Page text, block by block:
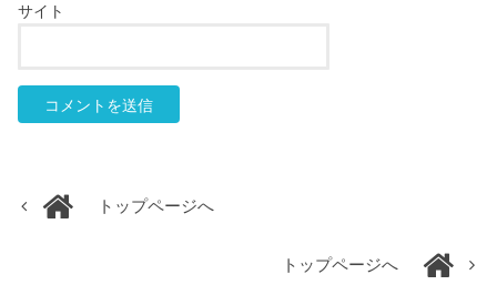
サイト
トップページへ
トップページへ